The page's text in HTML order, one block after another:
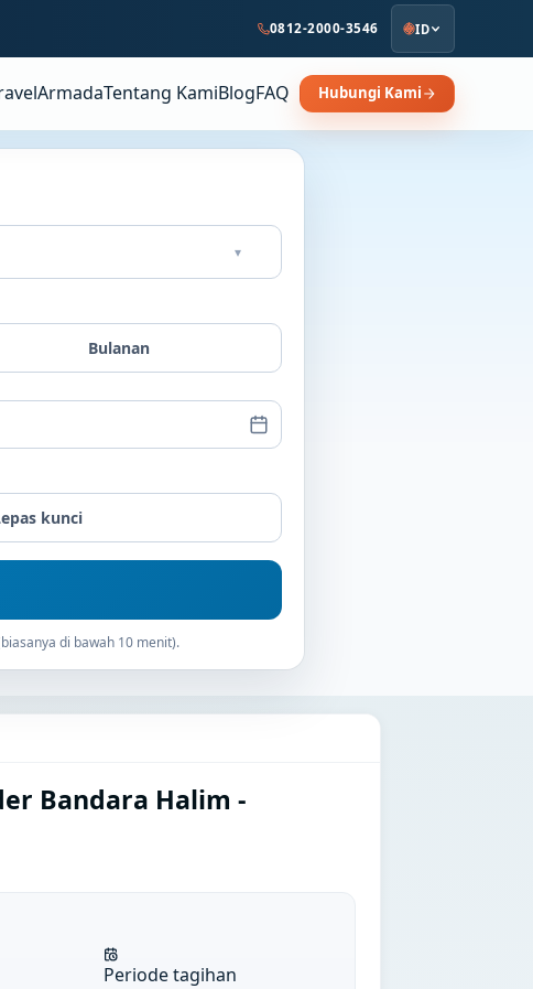
0812-2000-3546 ID
ArmadaTentang KamiBlogFAQ Hubungi Kami
▾
Bulanan
kunci
di bawah 10 menit).
Bandara Halim -
Periode tagihan